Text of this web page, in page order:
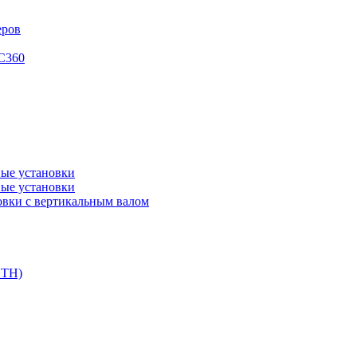
установки
установки
с вертикальным валом